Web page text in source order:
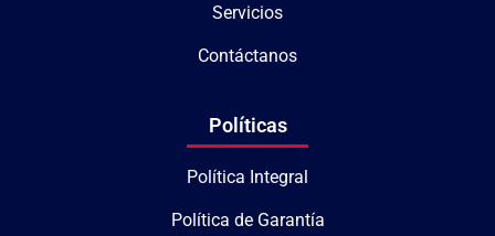
Servicios
Contáctanos
Políticas
Política Integral
Política de Garantía